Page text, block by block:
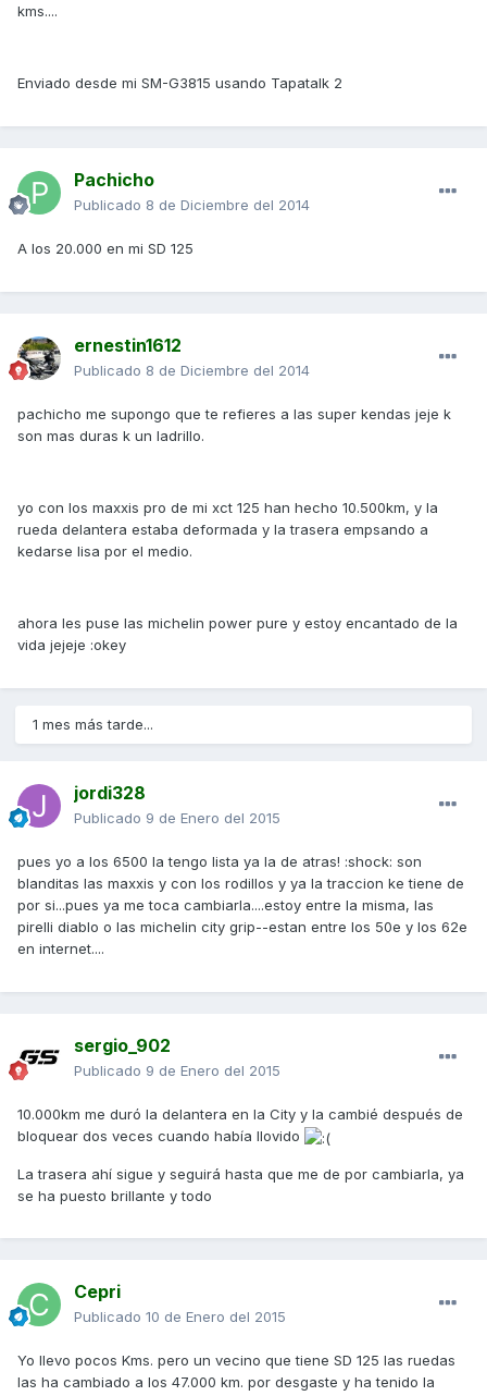
kms....
Enviado desde mi SM-G3815 usando Tapatalk 2
Pachicho
Publicado 8 de Diciembre del 2014
A los 20.000 en mi SD 125
ernestin1612
Publicado 8 de Diciembre del 2014
pachicho me supongo que te refieres a las super kendas jeje k
son mas duras k un ladrillo.
yo con los maxxis pro de mi xct 125 han hecho 10.500km, y la
rueda delantera estaba deformada y la trasera empsando a
kedarse lisa por el medio.
ahora les puse las michelin power pure y estoy encantado de la
vida jejeje :okey
1 mes más tarde...
jordi328
Publicado 9 de Enero del 2015
pues yo a los 6500 la tengo lista ya la de atras! :shock: son
blanditas las maxxis y con los rodillos y ya la traccion ke tiene de
por si...pues ya me toca cambiarla....estoy entre la misma, las
pirelli diablo o las michelin city grip--estan entre los 50e y los 62e
en internet....
sergio_902
Publicado 9 de Enero del 2015
10.000km me duró la delantera en la City y la cambié después de
bloquear dos veces cuando había llovido
La trasera ahí sigue y seguirá hasta que me de por cambiarla, ya
se ha puesto brillante y todo
Cepri
Publicado 10 de Enero del 2015
Yo llevo pocos Kms. pero un vecino que tiene SD 125 las ruedas
las ha cambiado a los 47.000 km. por desgaste y ha tenido la